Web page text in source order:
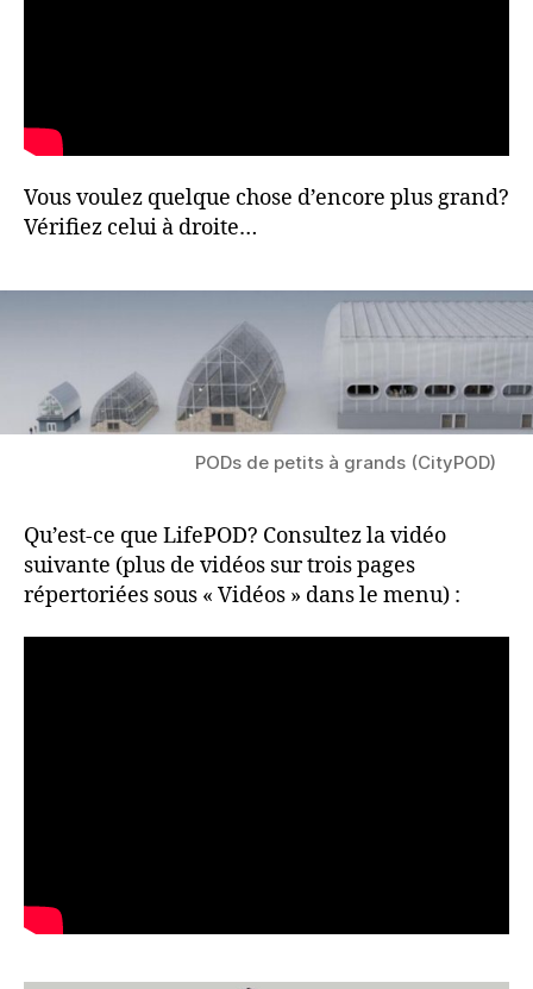
Vous voulez quelque chose d’encore plus grand?
Vérifiez celui à droite…
PODs de petits à grands (CityPOD)
Qu’est-ce que LifePOD? Consultez la vidéo
suivante (plus de vidéos sur trois pages
répertoriées sous « Vidéos » dans le menu) :